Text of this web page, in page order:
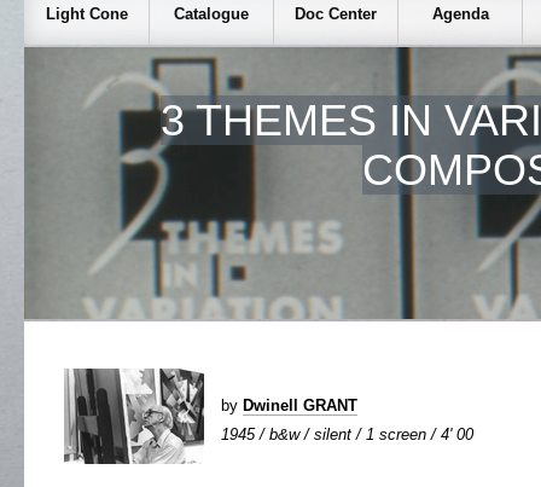
Light Cone Catalogue Doc Center Agenda
3 THEMES IN
by Dwinell GRANT
1945 / b&w / silent / 1 screen / 4' 00